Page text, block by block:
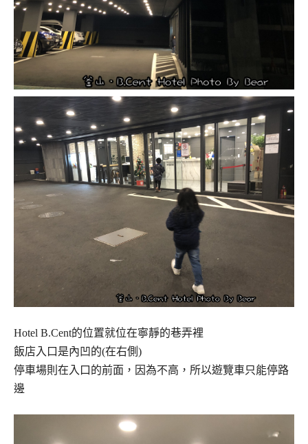
Hotel B.Cent的位置就位在寧靜的巷弄裡
飯店入口是內凹的(在右側)
停車場則在入口的前面，因為不高，所以遊覽車只能停路
邊